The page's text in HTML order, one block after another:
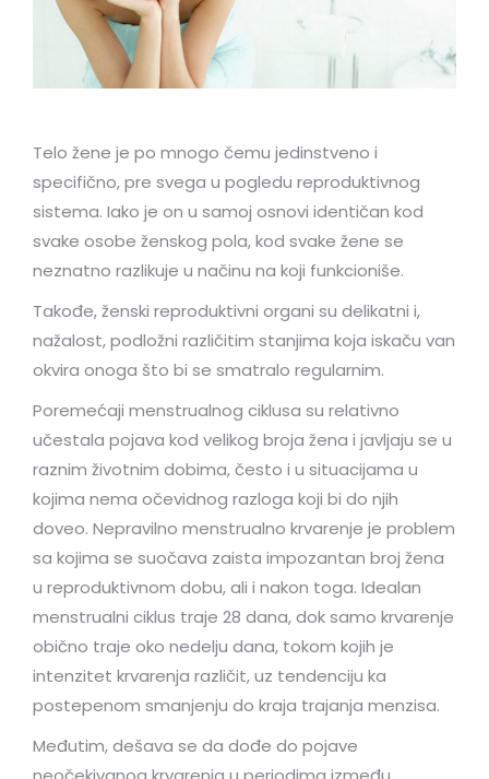
Telo žene je po mnogo čemu jedinstveno i
specifično, pre svega u pogledu reproduktivnog
sistema. Iako je on u samoj osnovi identičan kod
svake osobe ženskog pola, kod svake žene se
neznatno razlikuje u načinu na koji funkcioniše.
Takođe, ženski reproduktivni organi su delikatni i,
nažalost, podložni različitim stanjima koja iskaču van
okvira onoga što bi se smatralo regularnim.
Poremećaji menstrualnog ciklusa su relativno
učestala pojava kod velikog broja žena i javljaju se u
raznim životnim dobima, često i u situacijama u
kojima nema očevidnog razloga koji bi do njih
doveo. Nepravilno menstrualno krvarenje je problem
sa kojima se suočava zaista impozantan broj žena
u reproduktivnom dobu, ali i nakon toga. Idealan
menstrualni ciklus traje 28 dana, dok samo krvarenje
obično traje oko nedelju dana, tokom kojih je
intenzitet krvarenja različit, uz tendenciju ka
postepenom smanjenju do kraja trajanja menzisa.
Međutim, dešava se da dođe do pojave